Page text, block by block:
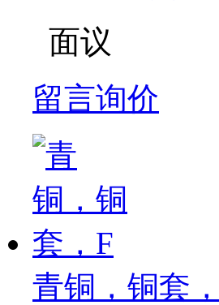
面议
留言询价
青铜，铜套，